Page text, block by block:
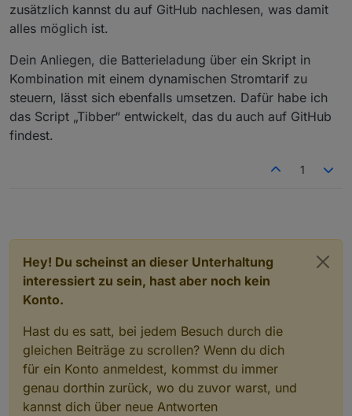
zusätzlich kannst du auf GitHub nachlesen, was damit
alles möglich ist.
Dein Anliegen, die Batterieladung über ein Skript in
Kombination mit einem dynamischen Stromtarif zu
steuern, lässt sich ebenfalls umsetzen. Dafür habe ich
das Script „Tibber“ entwickelt, das du auch auf GitHub
findest.
1
Hey! Du scheinst an dieser Unterhaltung
interessiert zu sein, hast aber noch kein
Konto.
Hast du es satt, bei jedem Besuch durch die
gleichen Beiträge zu scrollen? Wenn du dich
für ein Konto anmeldest, kommst du immer
genau dorthin zurück, wo du zuvor warst, und
kannst dich über neue Antworten